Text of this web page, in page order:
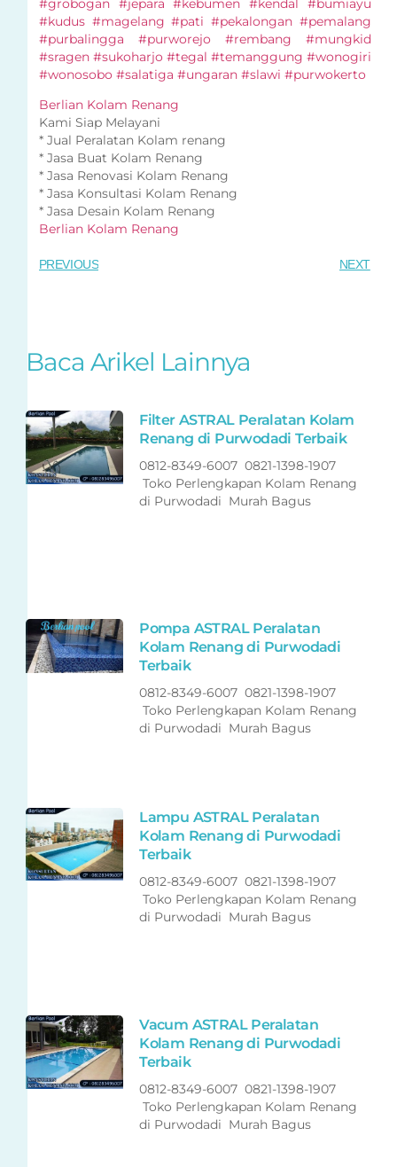
#grobogan #jepara #kebumen #kendal #bumiayu
#kudus #magelang #pati #pekalongan #pemalang
#purbalingga #purworejo #rembang #mungkid
#sragen #sukoharjo #tegal #temanggung #wonogiri
#wonosobo #salatiga #ungaran #slawi #purwokerto
Berlian Kolam Renang
Kami Siap Melayani
* Jual Peralatan Kolam renang
* Jasa Buat Kolam Renang
* Jasa Renovasi Kolam Renang
* Jasa Konsultasi Kolam Renang
* Jasa Desain Kolam Renang
Berlian Kolam Renang
PREVIOUS NEXT
Baca Arikel Lainnya
Filter ASTRAL Peralatan Kolam
Renang di Purwodadi Terbaik
0812-8349-6007 0821-1398-1907
Toko Perlengkapan Kolam Renang
di Purwodadi Murah Bagus
Pompa ASTRAL Peralatan
Kolam Renang di Purwodadi
Terbaik
0812-8349-6007 0821-1398-1907
Toko Perlengkapan Kolam Renang
di Purwodadi Murah Bagus
Lampu ASTRAL Peralatan
Kolam Renang di Purwodadi
Terbaik
0812-8349-6007 0821-1398-1907
Toko Perlengkapan Kolam Renang
di Purwodadi Murah Bagus
Vacum ASTRAL Peralatan
Kolam Renang di Purwodadi
Terbaik
0812-8349-6007 0821-1398-1907
Toko Perlengkapan Kolam Renang
di Purwodadi Murah Bagus